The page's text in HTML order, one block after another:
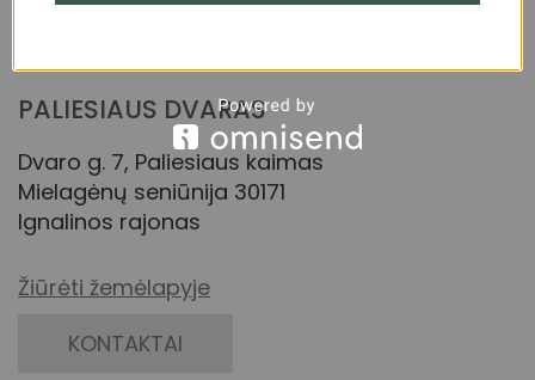
PALIESIAUS DVARAS
Dvaro g. 7, Paliesiaus kaimas
Mielagėnų seniūnija 30171
Ignalinos rajonas
Žiūrėti žemėlapyje
KONTAKTAI